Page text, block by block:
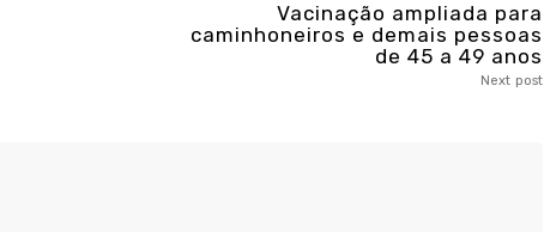
Vacinação ampliada para
caminhoneiros e demais pessoas
de 45 a 49 anos
Next post